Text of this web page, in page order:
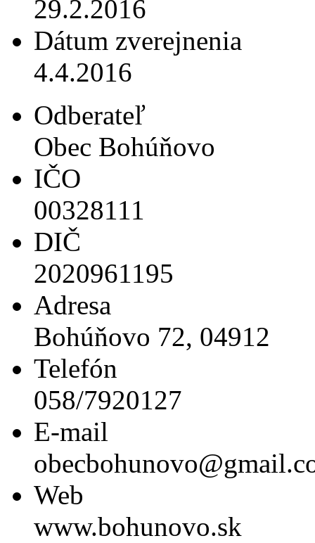
29.2.2016
Dátum zverejnenia
4.4.2016
Odberateľ
Obec Bohúňovo
IČO
00328111
DIČ
2020961195
Adresa
Bohúňovo 72, 04912
Telefón
058/7920127
E-mail
Web
www.bohunovo.sk